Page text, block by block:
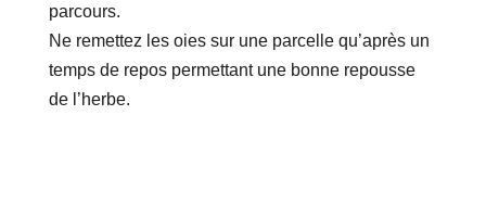
parcours.
Ne remettez les oies sur une parcelle qu’après un
temps de repos permettant une bonne repousse
de l’herbe.